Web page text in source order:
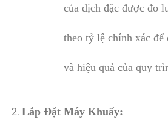
của dịch đặc được đo
theo tỷ lệ chính xác để
và hiệu quả của quy
Lắp Đặt Máy Khuấy: